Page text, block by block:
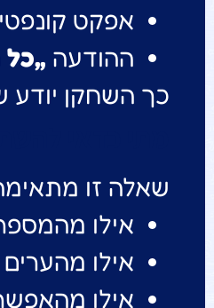
אפקט
ההודעה „כל
כך השחקן יודע
שאלה זו
אילו
אילו
אילו